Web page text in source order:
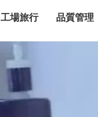
工場旅行 品質管理